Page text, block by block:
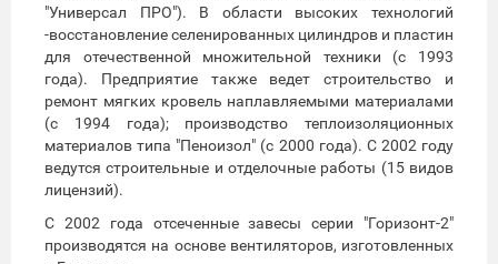
"Универсал ПРО"). В области высоких технологий
-восстановление селенированных цилиндров и пластин
для отечественной множительной техники (с 1993
года). Предприятие также ведет строительство и
ремонт мягких кровель наплавляемыми материалами
(с 1994 года); производство теплоизоляционных
материалов типа "Пеноизол" (с 2000 года). С 2002 году
ведутся строительные и отделочные работы (15 видов
лицензий).
С 2002 года отсеченные завесы серии "Горизонт-2"
производятся на основе вентиляторов, изготовленных